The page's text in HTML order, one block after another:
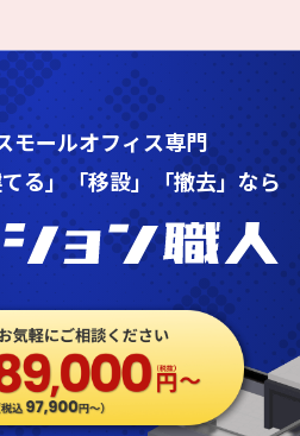
モールオフィス専門
る」「移設」「撤去」なら